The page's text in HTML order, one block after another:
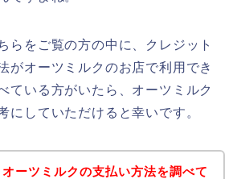
らをご覧の方の中に、クレジット
がオーツミルクのお店で利用でき
ている方がいたら、オーツミルク
にしていただけると幸いです。
オーツミルクの支払い方法を調べて